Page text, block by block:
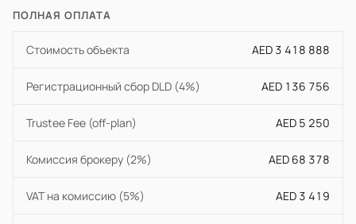
ПОЛНАЯ ОПЛАТА
Стоимость объекта AED 3 418 888
Регистрационный сбор DLD (4%) AED 136 756
Trustee Fee (off-plan) AED 5 250
Комиссия брокеру (2%) AED 68 378
VAT на комиссию (5%) AED 3 419